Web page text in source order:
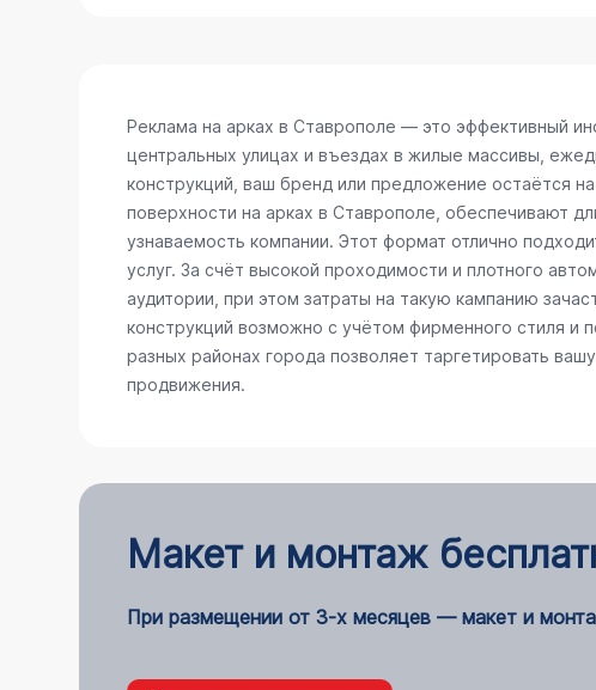
Реклама на арках в Ставрополе — это эффективный
центральных улицах и въездах в жилые массивы,
конструкций, ваш бренд или предложение остаётся
поверхности на арках в Ставрополе, обеспечивают
узнаваемость компании. Этот формат отлично
услуг. За счёт высокой проходимости и плотного
аудитории, при этом затраты на такую кампанию
конструкций возможно с учётом фирменного стиля и
разных районах города позволяет таргетировать
продвижения.
Макет и монтаж
При размещении от 3-х месяцев — макет и